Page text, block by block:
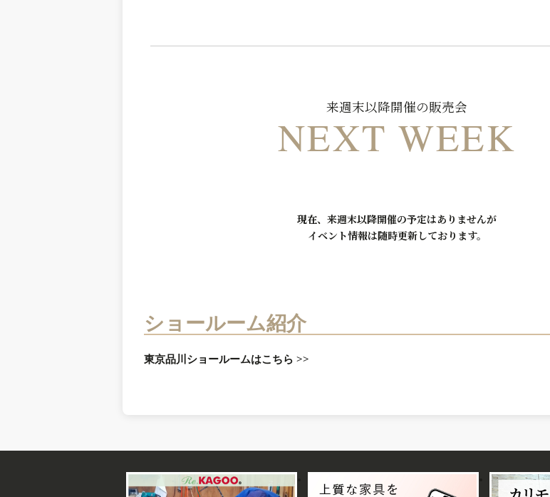
来週末以降開催の販売会
NEXT WEEK
現在、来週末以降開催の予定はありませんが
イベント情報は随時更新しております。
ショールーム紹介
東京品川ショールームはこちら >>